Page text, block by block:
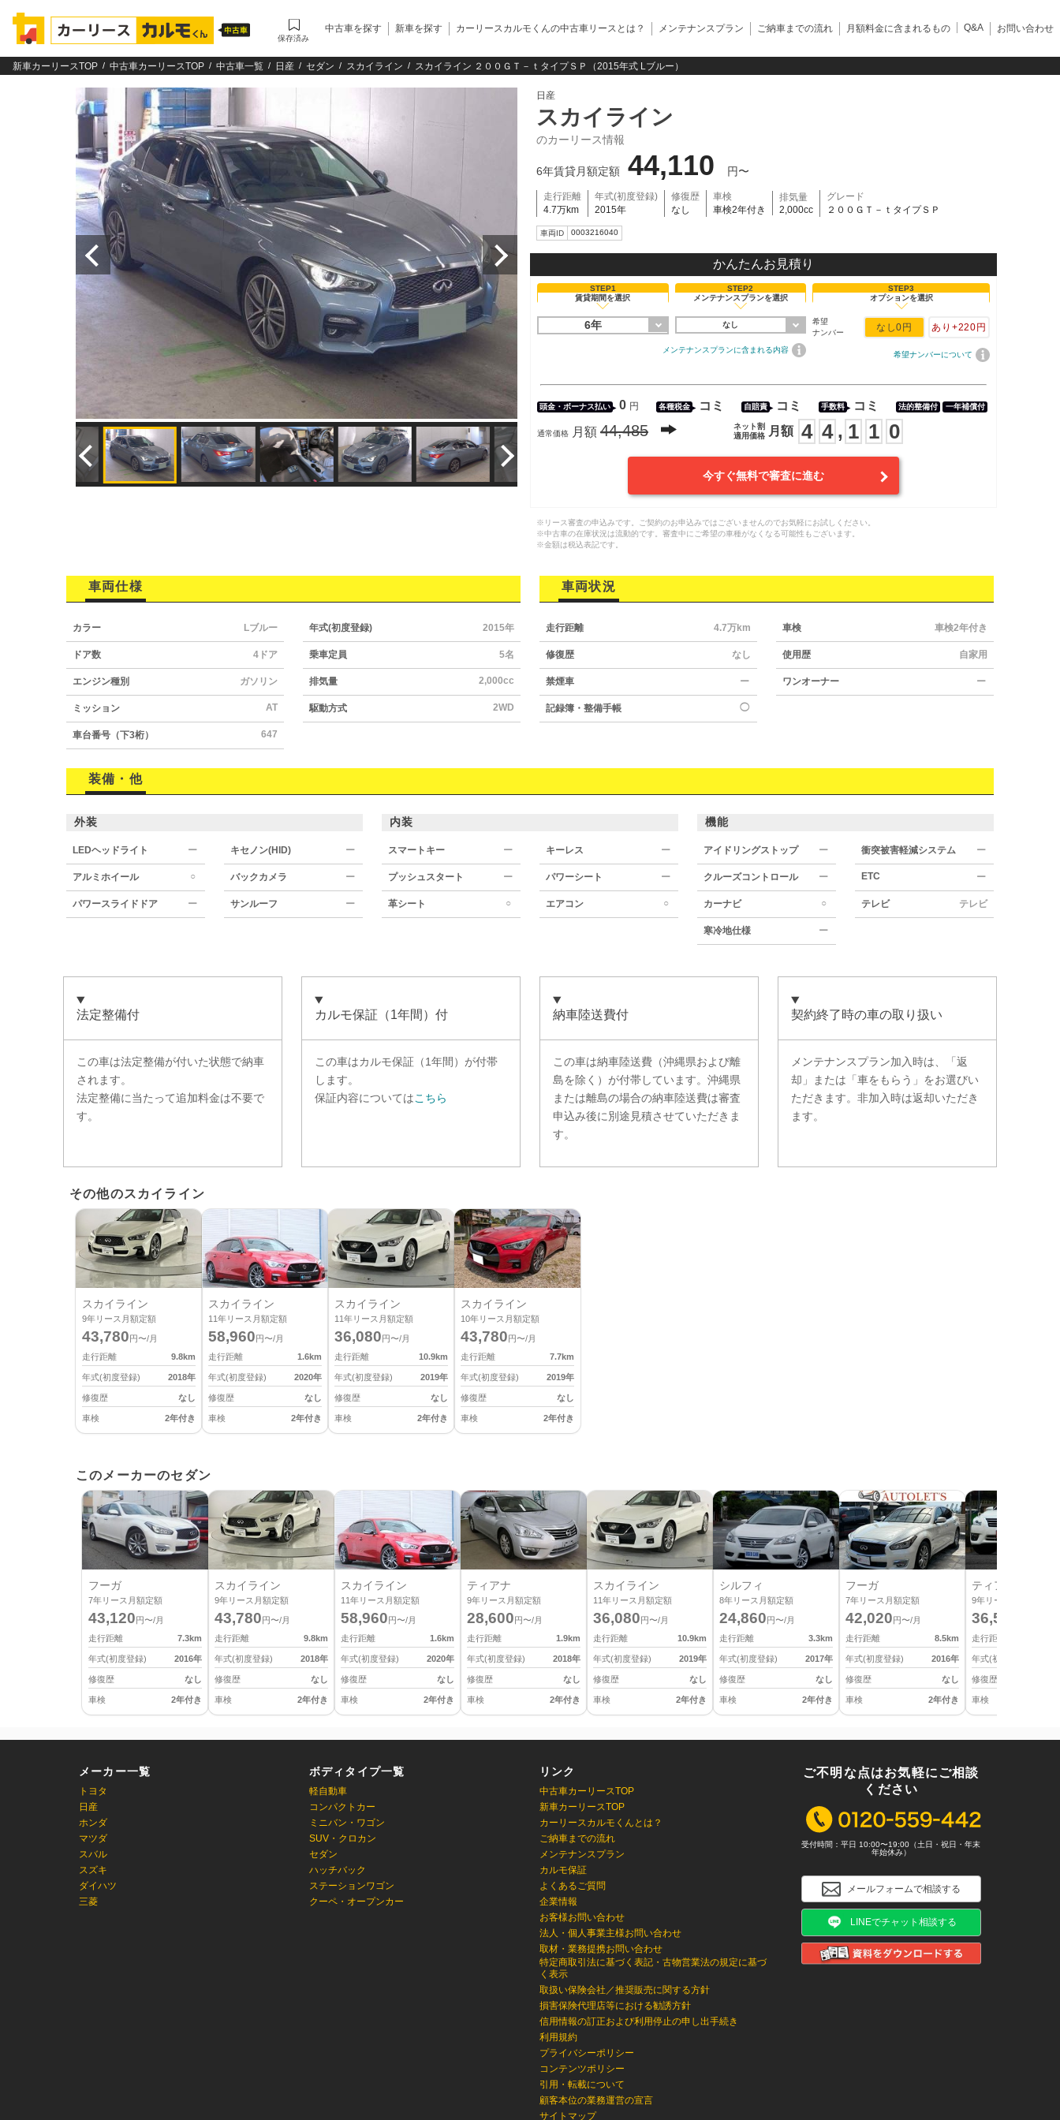
保存済み
中古車を探す 新車を探す カーリースカルモくんの中古車リースとは？ メンテナンスプラン ご納車までの流れ 月額料金に含まれるもの Q&A お問い合わせ
新車カーリースTOP 中古車カーリースTOP 中古車一覧 日産 セダン スカイライン スカイライン ２００ＧＴ－ｔタイプＳＰ（2015年式 Lブルー）
日産
スカイライン
のカーリース情報
6年賃貸月額定額 44,110 円〜
走行距離
4.7万km
年式(初度登録)
2015年
修復歴
なし
車検
車検2年付き
排気量
2,000cc
グレード
２００ＧＴ－ｔタイプＳＰ
車両ID 0003216040
かんたんお見積り
STEP1
賃貸期間を選択
6年
STEP2
メンテナンスプランを選択
なし
メンテナンスプランに含まれる内容
STEP3
オプションを選択
希望
ナンバー
なし0円 あり +220円
希望ナンバーについて
頭金・ボーナス払い 0 円 各種税金 コミ 自賠責 コミ 手数料 コミ 法的整備付 一年補償付
通常価格 月額 44,485
ネット割
適用価格
月額 4 4 , 1 1 0
今すぐ無料で審査に進む
※リース審査の申込みです。ご契約のお申込みではございませんのでお気軽にお試しください。
※中古車の在庫状況は流動的です。審査中にご希望の車種がなくなる可能性もございます。
※金額は税込表記です。
車両仕様
カラー Lブルー 年式(初度登録) 2015年
ドア数 4ドア 乗車定員 5名
エンジン種別 ガソリン 排気量 2,000cc
ミッション AT 駆動方式 2WD
車台番号（下3桁） 647
車両状況
走行距離 4.7万km 車検 車検2年付き
修復歴 なし 使用歴 自家用
禁煙車 ー ワンオーナー ー
記録簿・整備手帳 ◯
装備・他
外装
LEDヘッドライト ー キセノン(HID) ー
アルミホイール ○ バックカメラ ー
パワースライドドア ー サンルーフ ー
内装
スマートキー ー キーレス ー
プッシュスタート ー パワーシート ー
革シート ○ エアコン ○
機能
アイドリングストップ ー 衝突被害軽減システム ー
クルーズコントロール ー ETC ー
カーナビ ○ テレビ テレビ
寒冷地仕様 ー
法定整備付
この車は法定整備が付いた状態で納車
されます。
法定整備に当たって追加料金は不要で
す。
カルモ保証（1年間）付
この車はカルモ保証（1年間） が付帯
します。
保証内容についてはこちら
納車陸送費付
この車は納車陸送費（沖縄県および離
島を除く）が付帯しています。沖縄県
または離島の場合の納車陸送費は審査
申込み後に別途見積させていただきま
す。
契約終了時の車の取り扱い
メンテナンスプラン加入時は、「返
却」または「車をもらう」をお選びい
ただきます。非加入時は返却いただき
ます。
その他のスカイライン
スカイライン
9年リース月額定額
43,780 円〜/月
走行距離
9.8km
年式(初度登録) 2018年
修復歴 なし
車検 2年付き
スカイライン
11年リース月額定額
58,960 円〜/月
走行距離
1.6km
年式(初度登録) 2020年
修復歴 なし
車検 2年付き
スカイライン
11年リース月額定額
36,080 円〜/月
走行距離
10.9km
年式(初度登録) 2019年
修復歴 なし
車検 2年付き
スカイライン
10年リース月額定額
43,780 円〜/月
走行距離
7.7km
年式(初度登録) 2019年
修復歴 なし
車検 2年付き
このメーカーのセダン
フーガ
7年リース月額定額
43,120 円〜/月
走行距離
7.3km
年式(初度登録) 2016年
修復歴 なし
車検 2年付き
スカイライン
9年リース月額定額
43,780 円〜/月
走行距離
9.8km
年式(初度登録) 2018年
修復歴 なし
車検 2年付き
スカイライン
11年リース月額定額
58,960 円〜/月
走行距離
1.6km
年式(初度登録) 2020年
修復歴 なし
車検 2年付き
ティアナ
9年リース月額定額
28,600 円〜/月
走行距離
1.9km
年式(初度登録) 2018年
修復歴 なし
車検 2年付き
スカイライン
11年リース月額定額
36,080 円〜/月
走行距離
10.9km
年式(初度登録) 2019年
修復歴 なし
車検 2年付き
シルフィ
8年リース月額定額
24,860 円〜/月
走行距離
3.3km
年式(初度登録) 2017年
修復歴 なし
車検 2年付き
フーガ
7年リース月額定額
42,020 円〜/月
走行距離
8.5km
年式(初度登録) 2016年
修復歴 なし
車検 2年付き
ティアナ
9年リース月額定額
36,520
走行距離
年式(初度登録)
修復歴
車検
メーカー一覧
トヨタ
日産
ホンダ
マツダ
スバル
スズキ
ダイハツ
三菱
ボディタイプ一覧
軽自動車
コンパクトカー
ミニバン・ワゴン
SUV・クロカン
セダン
ハッチバック
ステーションワゴン
クーペ・オープンカー
リンク
中古車カーリースTOP
新車カーリースTOP
カーリースカルモくんとは？
ご納車までの流れ
メンテナンスプラン
カルモ保証
よくあるご質問
企業情報
お客様お問い合わせ
法人・個人事業主様お問い合わせ
取材・業務提携お問い合わせ
特定商取引法に基づく表記・古物営業法の規定に基づ
く表示
取扱い保険会社／推奨販売に関する方針
損害保険代理店等における勧誘方針
信用情報の訂正および利用停止の申し出手続き
利用規約
プライバシーポリシー
コンテンツポリシー
引用・転載について
顧客本位の業務運営の宣言
サイトマップ
ご不明な点はお気軽にご相談
ください
受付時間：平日 10:00〜19:00（土日・祝日・年末
年始休み）
メールフォームで相談する
LINEでチャット相談する